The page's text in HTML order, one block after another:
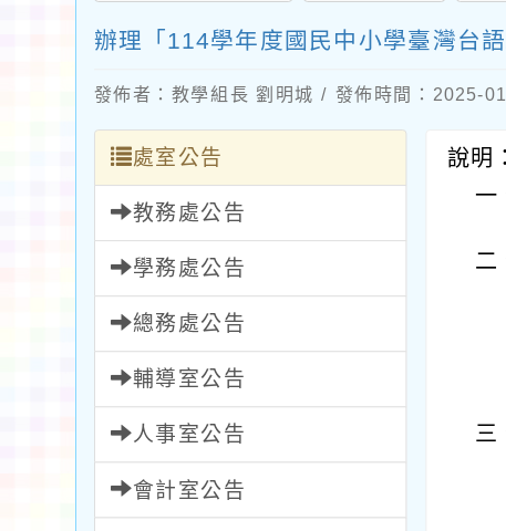
辦理「114學年度國民中小學臺灣台
發佈者：教學組長 劉明城 / 發佈時間：2025-
處室公告
教務處公告
學務處公告
總務處公告
輔導室公告
人事室公告
會計室公告
說明：
一
二
三